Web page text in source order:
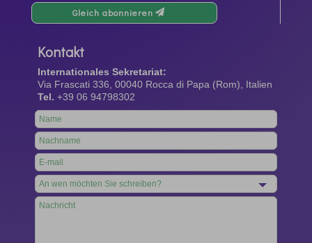
Gleich abonnieren
Kontakt
Internationales Sekretariat:
Via Frascati 336, 00040 Rocca di Papa (Rom), Italien
Tel. +39 06 94798302
Leave
this
field
blank